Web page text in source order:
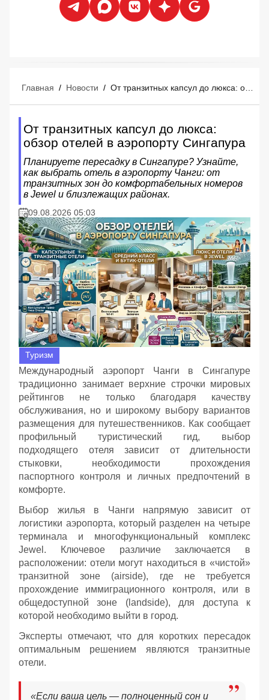
Главная / Новости /
От транзитных капсул до люкса:
обзор отелей в аэропорту Сингапура
Планируете пересадку в Сингапуре? Узнайте,
как выбрать отель в аэропорту Чанги: от
транзитных зон до комфортабельных номеров
в Jewel и близлежащих районах.
09.08.2026 05:03
Туризм
Международный аэропорт Чанги в Сингапуре
традиционно занимает верхние строчки мировых
рейтингов не только благодаря качеству
обслуживания, но и широкому выбору вариантов
размещения для путешественников. Как сообщает
профильный туристический гид, выбор
подходящего отеля зависит от длительности
стыковки, необходимости прохождения
паспортного контроля и личных предпочтений в
комфорте.
Выбор жилья в Чанги напрямую зависит от
логистики аэропорта, который разделен на четыре
терминала и многофункциональный комплекс
Jewel. Ключевое различие заключается в
расположении: отели могут находиться в «чистой»
транзитной зоне (airside), где не требуется
прохождение иммиграционного контроля, или в
общедоступной зоне (landside), для доступа к
которой необходимо выйти в город.
Эксперты отмечают, что для коротких пересадок
оптимальным решением являются транзитные
отели.
«Если ваша цель — полноценный сон и